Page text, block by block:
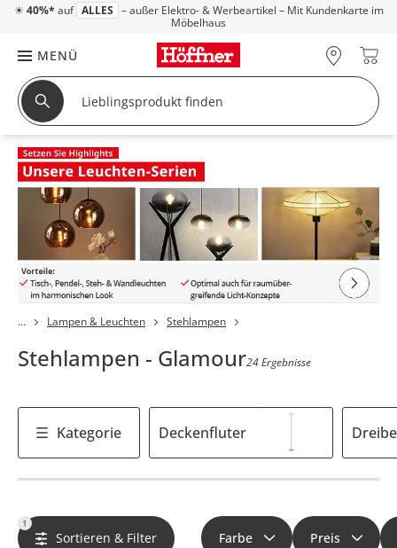
☀ 40%* auf ALLES – außer Elektro- & Werbeartikel – Mit Kundenkarte im
Möbelhaus
MENÜ
Lampen & Leuchten Stehlampen
Stehlampen - Glamour24 Ergebnisse
Kategorie Deckenfluter
1
Sortieren & Filter Farbe Preis